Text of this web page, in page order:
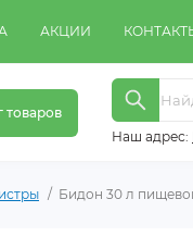
АКЦИИ
товаров
Наш адрес:
Бидон 30 л